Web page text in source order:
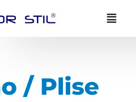
savjetnik/ Plise